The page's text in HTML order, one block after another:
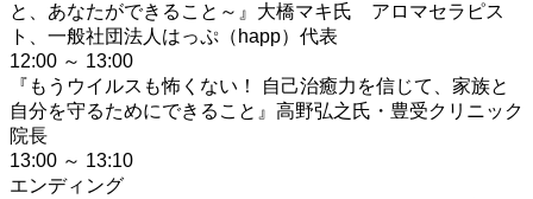
と、あなたができること～』大橋マキ氏 アロマセラピス
ト、一般社団法人はっぷ（happ）代表
12:00 ～ 13:00
『もうウイルスも怖くない！ 自己治癒力を信じて、家族と
自分を守るためにできること』高野弘之氏・豊受クリニック
院長
13:00 ～ 13:10
エンディング